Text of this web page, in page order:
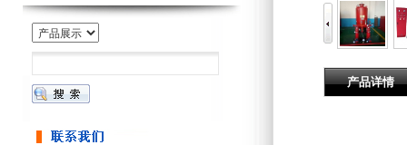
产品详情